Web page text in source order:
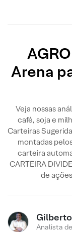
Arena
Veja nossas
café, soja e
Carteiras
montadas
carteira
CARTEIRA
de
Analista